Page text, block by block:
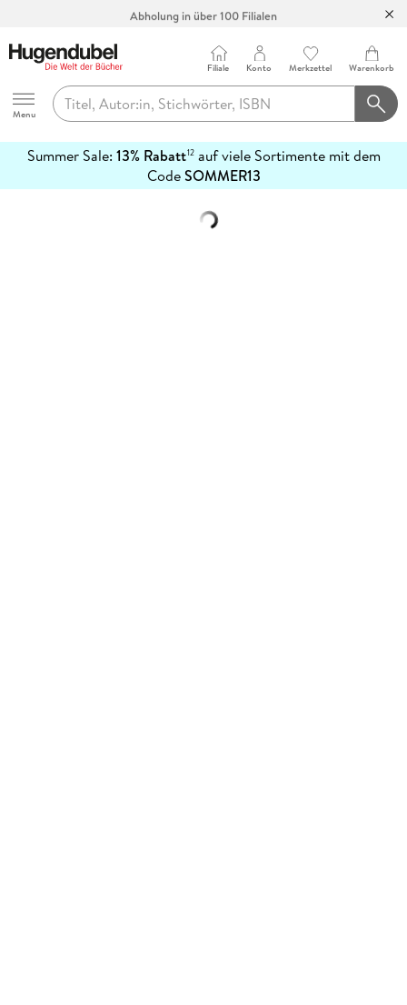
Abholung in über 100 Filialen
Hugendubel
Menu
Filiale Konto Merkzettel Warenkorb
Summer Sale: 13% Rabatt12auf viele Sortimente mit dem
CodeSOMMER13
erfahren